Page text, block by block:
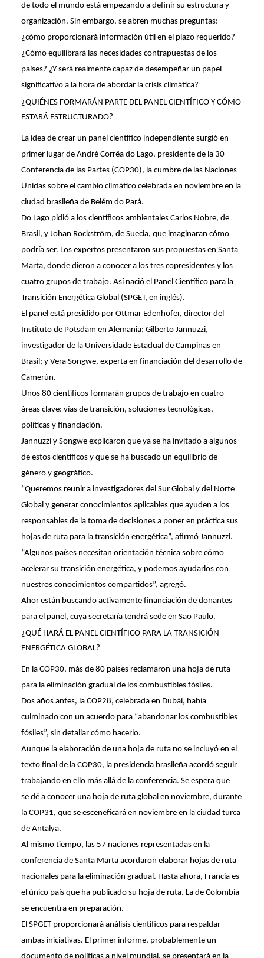
de todo el mundo está empezando a definir su estructura y
organización. Sin embargo, se abren muchas preguntas:
¿cómo proporcionará información útil en el plazo requerido?
¿Cómo equilibrará las necesidades contrapuestas de los
países? ¿Y será realmente capaz de desempeñar un papel
significativo a la hora de abordar la crisis climática?
¿QUIÉNES FORMARÁN PARTE DEL PANEL CIENTÍFICO Y CÓMO
ESTARÁ ESTRUCTURADO?
La idea de crear un panel científico independiente surgió en
primer lugar de André Corrêa do Lago, presidente de la 30
Conferencia de las Partes (COP30), la cumbre de las Naciones
Unidas sobre el cambio climático celebrada en noviembre en la
ciudad brasileña de Belém do Pará.
Do Lago pidió a los científicos ambientales Carlos Nobre, de
Brasil, y Johan Rockström, de Suecia, que imaginaran cómo
podría ser. Los expertos presentaron sus propuestas en Santa
Marta, donde dieron a conocer a los tres copresidentes y los
cuatro grupos de trabajo. Así nació el Panel Científico para la
Transición Energética Global (SPGET, en inglés).
El panel está presidido por Ottmar Edenhofer, director del
Instituto de Potsdam en Alemania; Gilberto Jannuzzi,
investigador de la Universidade Estadual de Campinas en
Brasil; y Vera Songwe, experta en financiación del desarrollo de
Camerún.
Unos 80 científicos formarán grupos de trabajo en cuatro
áreas clave: vías de transición, soluciones tecnológicas,
políticas y financiación.
Jannuzzi y Songwe explicaron que ya se ha invitado a algunos
de estos científicos y que se ha buscado un equilibrio de
género y geográfico.
“Queremos reunir a investigadores del Sur Global y del Norte
Global y generar conocimientos aplicables que ayuden a los
responsables de la toma de decisiones a poner en práctica sus
hojas de ruta para la transición energética”, afirmó Jannuzzi.
“Algunos países necesitan orientación técnica sobre cómo
acelerar su transición energética, y podemos ayudarlos con
nuestros conocimientos compartidos”, agregó.
Ahor están buscando activamente financiación de donantes
para el panel, cuya secretaría tendrá sede en São Paulo.
¿QUÉ HARÁ EL PANEL CIENTÍFICO PARA LA TRANSICIÓN
ENERGÉTICA GLOBAL?
En la COP30, más de 80 países reclamaron una hoja de ruta
para la eliminación gradual de los combustibles fósiles.
Dos años antes, la COP28, celebrada en Dubái, había
culminado con un acuerdo para “abandonar los combustibles
fósiles”, sin detallar cómo hacerlo.
Aunque la elaboración de una hoja de ruta no se incluyó en el
texto final de la COP30, la presidencia brasileña acordó seguir
trabajando en ello más allá de la conferencia. Se espera que
se dé a conocer una hoja de ruta global en noviembre, durante
la COP31, que se esceneficará en noviembre en la ciudad turca
de Antalya.
Al mismo tiempo, las 57 naciones representadas en la
conferencia de Santa Marta acordaron elaborar hojas de ruta
nacionales para la eliminación gradual. Hasta ahora, Francia es
el único país que ha publicado su hoja de ruta. La de Colombia
se encuentra en preparación.
El SPGET proporcionará análisis científicos para respaldar
ambas iniciativas. El primer informe, probablemente un